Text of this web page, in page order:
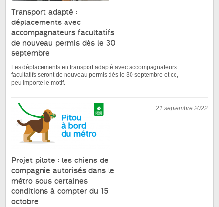
Transport adapté :
déplacements avec
accompagnateurs facultatifs
de nouveau permis dès le 30
septembre
Les déplacements en transport adapté avec accompagnateurs
facultatifs seront de nouveau permis dès le 30 septembre et ce,
peu importe le motif.
21 septembre 2022
Projet pilote : les chiens de
compagnie autorisés dans le
métro sous certaines
conditions à compter du 15
octobre